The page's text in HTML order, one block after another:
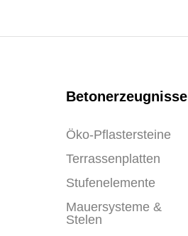
Betonerzeugnisse
Öko-Pflastersteine
Terrassenplatten
Stufenelemente
Mauersysteme &
Stelen